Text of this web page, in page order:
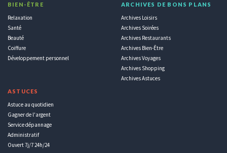
BIEN-ÊTRE
Relaxation
Santé
Beauté
Coiffure
Développement personnel
ASTUCES
Astuce au quotidien
Gagner de l'argent
Service dépannage
Administratif
Ouvert 7j/7 24h/24
ARCHIVES DE BONS PLANS
Archives Loisirs
Archives Soirées
Archives Restaurants
Archives Bien-Être
Archives Voyages
Archives Shopping
Archives Astuces